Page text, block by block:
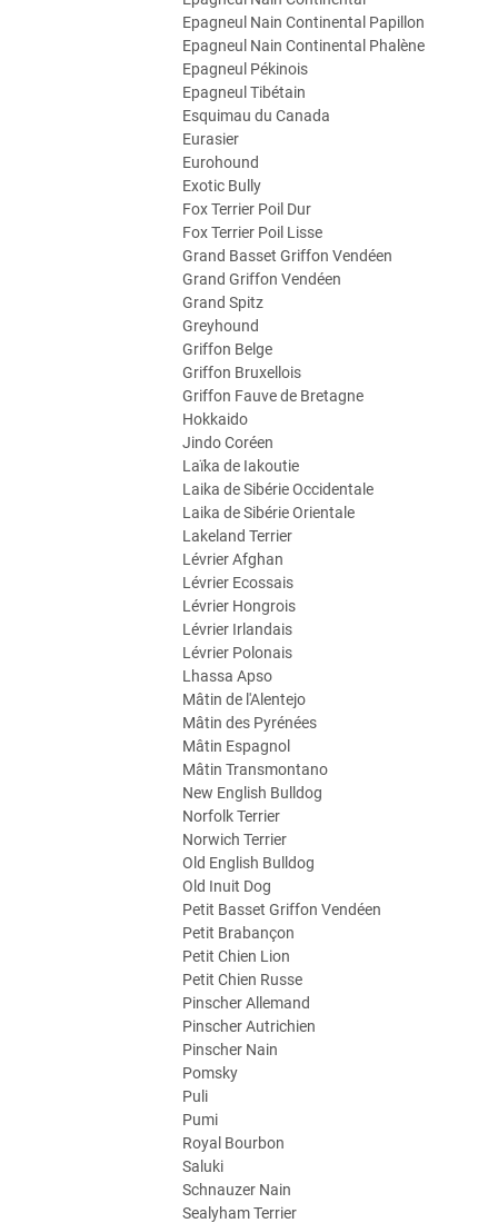
Epagneul Nain Continental Papillon
Epagneul Nain Continental Phalène
Epagneul Pékinois
Epagneul Tibétain
Esquimau du Canada
Eurasier
Eurohound
Exotic Bully
Fox Terrier Poil Dur
Fox Terrier Poil Lisse
Grand Basset Griffon Vendéen
Grand Griffon Vendéen
Grand Spitz
Greyhound
Griffon Belge
Griffon Bruxellois
Griffon Fauve de Bretagne
Hokkaido
Jindo Coréen
Laïka de Iakoutie
Laika de Sibérie Occidentale
Laika de Sibérie Orientale
Lakeland Terrier
Lévrier Afghan
Lévrier Ecossais
Lévrier Hongrois
Lévrier Irlandais
Lévrier Polonais
Lhassa Apso
Mâtin de l'Alentejo
Mâtin des Pyrénées
Mâtin Espagnol
Mâtin Transmontano
New English Bulldog
Norfolk Terrier
Norwich Terrier
Old English Bulldog
Old Inuit Dog
Petit Basset Griffon Vendéen
Petit Brabançon
Petit Chien Lion
Petit Chien Russe
Pinscher Allemand
Pinscher Autrichien
Pinscher Nain
Pomsky
Puli
Pumi
Royal Bourbon
Saluki
Schnauzer Nain
Sealyham Terrier